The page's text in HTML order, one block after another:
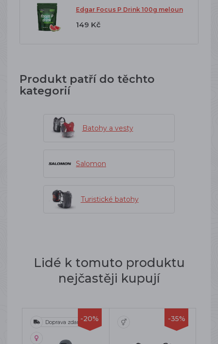
Edgar Focus P Drink 100g meloun
149 Kč
Produkt patří do těchto
kategorií
Batohy a vesty
Salomon
Turistické batohy
Lidé k tomuto produktu
nejčastěji kupují
-20%
Doprava zdarma -35%